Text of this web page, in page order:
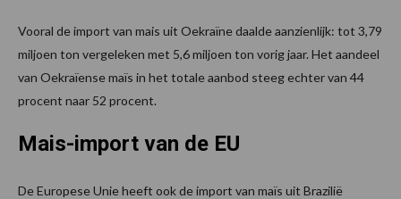
Vooral de import van mais uit Oekraïne daalde aanzienlijk: tot 3,79
miljoen ton vergeleken met 5,6 miljoen ton vorig jaar. Het aandeel
van Oekraïense maïs in het totale aanbod steeg echter van 44
procent naar 52 procent.
Mais-import van de EU
De Europese Unie heeft ook de import van maïs uit Brazilië